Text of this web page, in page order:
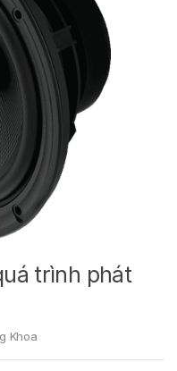
trình phát
Khoa